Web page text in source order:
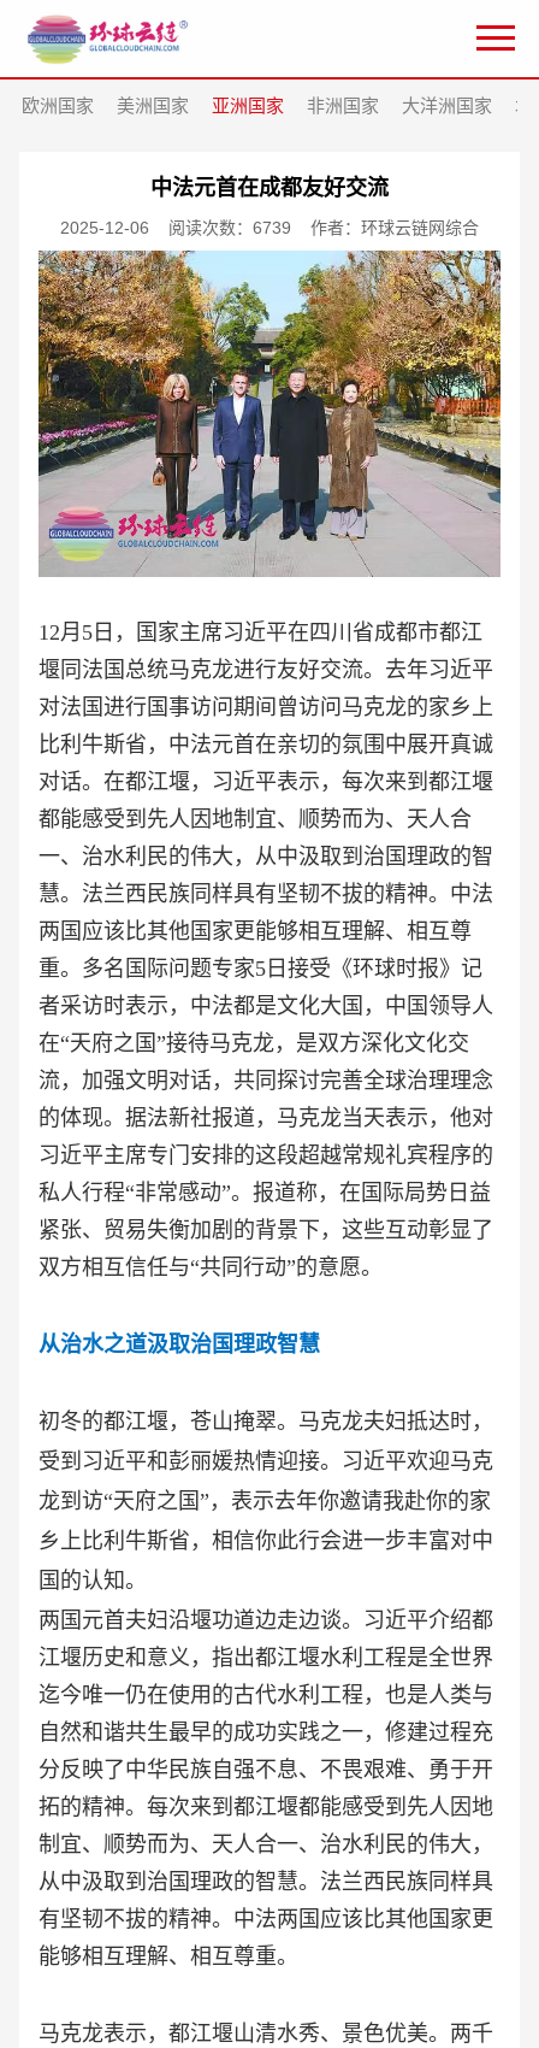
欧洲国家 美洲国家 亚洲国家 非洲国家 大洋洲国家 北
中法元首在成都友好交流
2025-12-06 阅读次数：6739 作者：环球云链网综合
12月5日，国家主席习近平在四川省成都市都江
堰同法国总统马克龙进行友好交流。去年习近平
对法国进行国事访问期间曾访问马克龙的家乡上
比利牛斯省，中法元首在亲切的氛围中展开真诚
对话。在都江堰，习近平表示，每次来到都江堰
都能感受到先人因地制宜、顺势而为、天人合
一、治水利民的伟大，从中汲取到治国理政的智
慧。法兰西民族同样具有坚韧不拔的精神。中法
两国应该比其他国家更能够相互理解、相互尊
重。多名国际问题专家5日接受《环球时报》记
者采访时表示，中法都是文化大国，中国领导人
在“天府之国”接待马克龙，是双方深化文化交
流，加强文明对话，共同探讨完善全球治理理念
的体现。据法新社报道，马克龙当天表示，他对
习近平主席专门安排的这段超越常规礼宾程序的
私人行程“非常感动”。报道称，在国际局势日益
紧张、贸易失衡加剧的背景下，这些互动彰显了
双方相互信任与“共同行动”的意愿。
从治水之道汲取治国理政智慧
初冬的都江堰，苍山掩翠。马克龙夫妇抵达时，
受到习近平和彭丽媛热情迎接。习近平欢迎马克
龙到访“天府之国”，表示去年你邀请我赴你的家
乡上比利牛斯省，相信你此行会进一步丰富对中
国的认知。
两国元首夫妇沿堰功道边走边谈。习近平介绍都
江堰历史和意义，指出都江堰水利工程是全世界
迄今唯一仍在使用的古代水利工程，也是人类与
自然和谐共生最早的成功实践之一，修建过程充
分反映了中华民族自强不息、不畏艰难、勇于开
拓的精神。每次来到都江堰都能感受到先人因地
制宜、顺势而为、天人合一、治水利民的伟大，
从中汲取到治国理政的智慧。法兰西民族同样具
有坚韧不拔的精神。中法两国应该比其他国家更
能够相互理解、相互尊重。
马克龙表示，都江堰山清水秀、景色优美。两千